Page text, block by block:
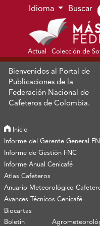
Ir al menú de navegación
Ir al contenido principal
Ir al pie de página del sitio
Idioma Buscar
Actual Colección de
Bienvenidos al Portal de
Publicaciones de la
Federación Nacional de
Cafeteros de Colombia.
Inicio
Informe del Gerente General
Informe de Gestión FNC
Informe Anual Cenicafé
Atlas Cafeteros
Anuario Meteorológico
Avances Técnicos Cenicafé
Biocartas
Boletín